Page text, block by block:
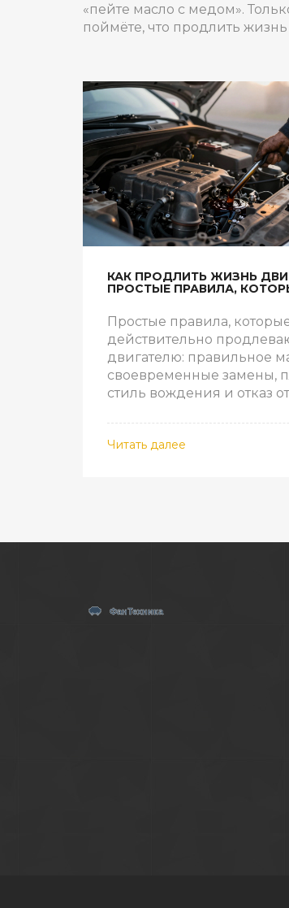
«пейте масло с медом».
поймёте, что продлить
КАК ПРОДЛИТЬ ЖИЗНЬ
ПРОСТЫЕ ПРАВИЛА,
Простые правила,
действительно
двигателю: правильное
своевременные замены,
стиль вождения и отказ от
теории - только то, что
Читать далее